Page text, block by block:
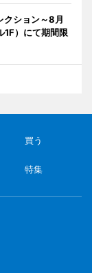
クション～8月
1F）にて期間限
買う
特集